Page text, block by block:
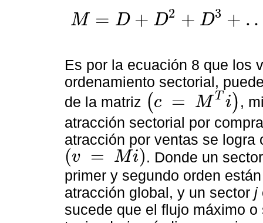
M = D + D2 + D3 +
M =D D2+D 3+… +Dn= ∑k=1 = D( -D)-1
Es por la ecuación 8 que los
ordenamiento sectorial,
de la matriz (c = M T i)
c = Ti)
,
atracción sectorial por
atracción por ventas se
(v = Mi)
(v =
. Donde un
primer y segundo orden
atracción global, y un sector j
sucede que el flujo máximo